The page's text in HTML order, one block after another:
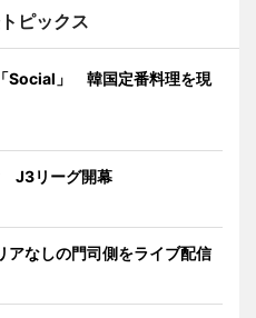
ピックス
Social」 韓国定番料理を現
J3リーグ開幕
アなしの門司側をライブ配信